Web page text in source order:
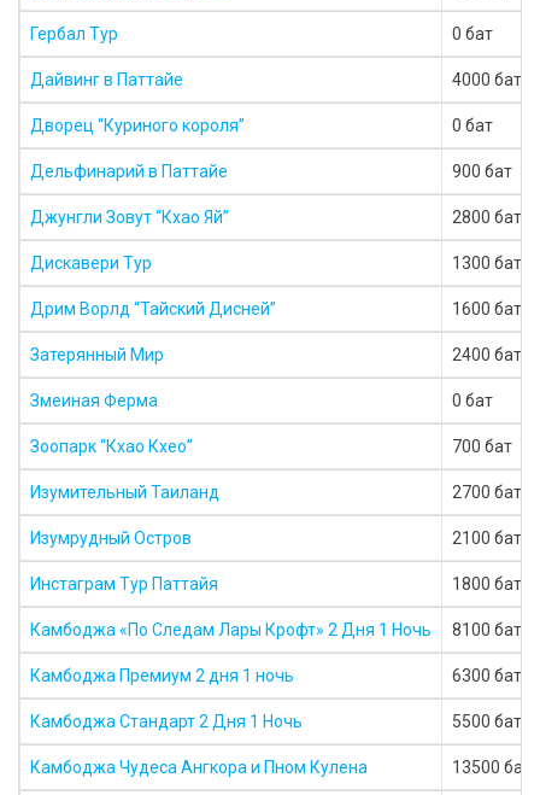
Гербал Тур 0 бат
Дайвинг в Паттайе 4000 бат
Дворец “Куриного короля” 0 бат
Дельфинарий в Паттайе 900 бат
Джунгли Зовут “Кхао Яй” 2800 бат
Дискавери Тур 1300 бат
Дрим Ворлд “Тайский Дисней” 1600 бат
Затерянный Мир 2400 бат
Змеиная Ферма 0 бат
Зоопарк “Кхао Кхео” 700 бат
Изумительный Таиланд 2700 бат
Изумрудный Остров 2100 бат
Инстаграм Тур Паттайя 1800 бат
Камбоджа «По Следам Лары Крофт» 2 Дня 1 Ночь 8100 бат
Камбоджа Премиум 2 дня 1 ночь 6300 бат
Камбоджа Стандарт 2 Дня 1 Ночь 5500 бат
Камбоджа Чудеса Ангкора и Пном Кулена 13500 бат